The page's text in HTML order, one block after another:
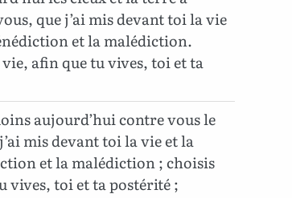
que j’ai mis devant toi la vie
et la malédiction.
afin que tu vives, toi et ta
aujourd’hui contre vous le
mis devant toi la vie et la
et la malédiction ; choisis
vives, toi et ta postérité ;